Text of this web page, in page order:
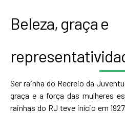
Beleza, graça e
Ser rainha do Recreio da
graça e a força das mulheres
rainhas do RJ teve início em